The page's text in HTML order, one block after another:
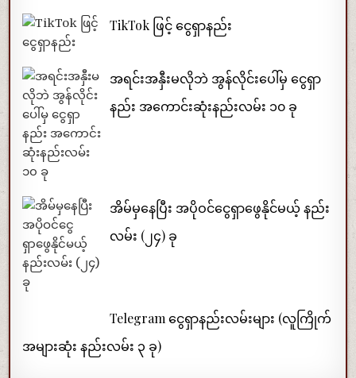
TikTok ဖြင့် ငွေရှာနည်း
အရင်းအနှီးမလိုဘဲ အွန်လိုင်းပေါ်မှ ငွေရှာ
နည်း အကောင်းဆုံးနည်းလမ်း ၁၀ ခု
အိမ်မှနေပြီး အပိုဝင်ငွေရှာဖွေနိုင်မယ့် နည်း
လမ်း (၂၄) ခု
Telegram ငွေရှာနည်းလမ်းများ (လူကြိုက်
အများဆုံး နည်းလမ်း ၃ ခု)